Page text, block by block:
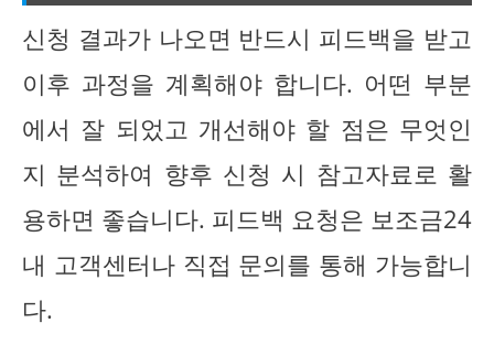
신청 결과가 나오면 반드시 피드백을 받고
이후 과정을 계획해야 합니다. 어떤 부분
에서 잘 되었고 개선해야 할 점은 무엇인
지 분석하여 향후 신청 시 참고자료로 활
용하면 좋습니다. 피드백 요청은 보조금24
내 고객센터나 직접 문의를 통해 가능합니
다.